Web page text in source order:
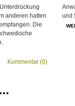
anderen hatten
Die
Kommentar (0)
und